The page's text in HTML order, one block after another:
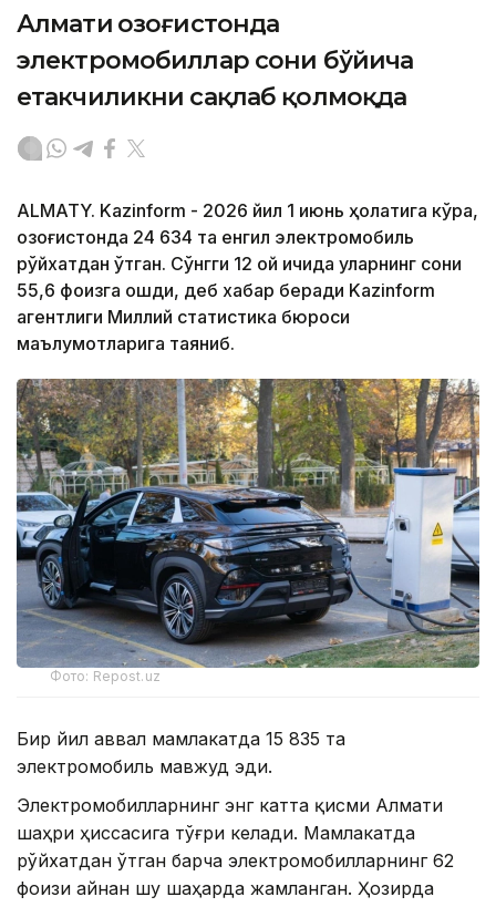
Алмати Қозоғистонда
электромобиллар сони бўйича
етакчиликни сақлаб қолмоқда
ALMATY. Kazinform - 2026 йил 1 июнь ҳолатига кўра,
Қозоғистонда 24 634 та енгил электромобиль
рўйхатдан ўтган. Сўнгги 12 ой ичида уларнинг сони
55,6 фоизга ошди, деб хабар беради Kazinform
агентлиги Миллий статистика бюроси
маълумотларига таяниб.
Фото: Repost.uz
Бир йил аввал мамлакатда 15 835 та
электромобиль мавжуд эди.
Электромобилларнинг энг катта қисми Алмати
шаҳри ҳиссасига тўғри келади. Мамлакатда
рўйхатдан ўтган барча электромобилларнинг 62
фоизи айнан шу шаҳарда жамланган. Ҳозирда